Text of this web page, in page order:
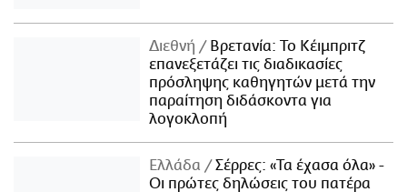
Διεθνή
Βρετανία: Το Κέιμπριτζ
επανεξετάζει τις διαδικασίες
πρόσληψης καθηγητών μετά την
παραίτηση διδάσκοντα για
λογοκλοπή
Ελλάδα
Σέρρες: «Τα έχασα όλα» -
Οι πρώτες δηλώσεις του πατέρα